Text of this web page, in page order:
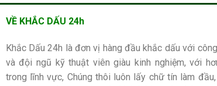
VỀ KHẮC DẤU 24h
Khắc Dấu 24h là đơn vị hàng đầu khắc dấu với
và đội ngũ kỹ thuật viên giàu kinh nghiệm, với
trong lĩnh vực, Chúng thôi luôn lấy chữ tín làm